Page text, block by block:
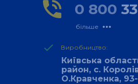
phone_in_talk 0 800
більше more_horiz
done
Виробництво:
Київська
район, с.
О.Кравченка,